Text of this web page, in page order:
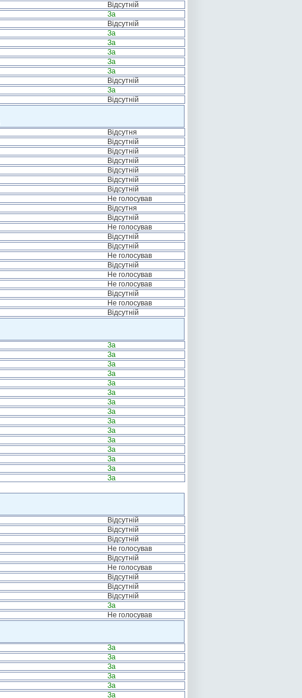
Відсутній
За
Відсутній
За
За
За
За
За
Відсутній
За
Відсутній
Відсутня
Відсутній
Відсутній
Відсутній
Відсутній
Відсутній
Відсутній
Не голосував
Відсутня
Відсутній
Не голосував
Відсутній
Відсутній
Не голосував
Відсутній
Не голосував
Не голосував
Відсутній
Не голосував
Відсутній
За
За
За
За
За
За
За
За
За
За
За
За
За
За
За
Відсутній
Відсутній
Відсутній
Не голосував
Відсутній
Не голосував
Відсутній
Відсутній
Відсутній
За
Не голосував
За
За
За
За
За
За